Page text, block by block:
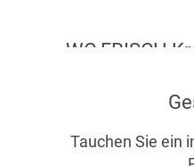
WC FRISCH
Tauchen Sie ein